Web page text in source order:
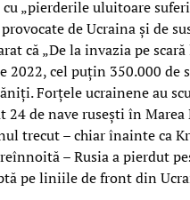
„pierderile uluitoare
de Ucraina și de
că „De la invazia pe
2022, cel puțin 350.000 de
Forțele ucrainene au
24 de nave rusești în Marea
trecut – chiar înainte ca
– Rusia a pierdut
pe liniile de front din